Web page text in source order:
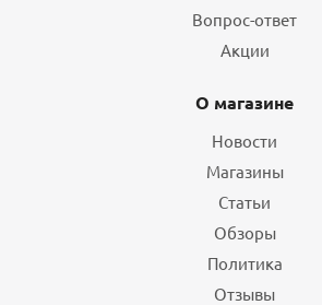
Вопрос-ответ
Акции
О магазине
Новости
Магазины
Статьи
Обзоры
Политика
Отзывы